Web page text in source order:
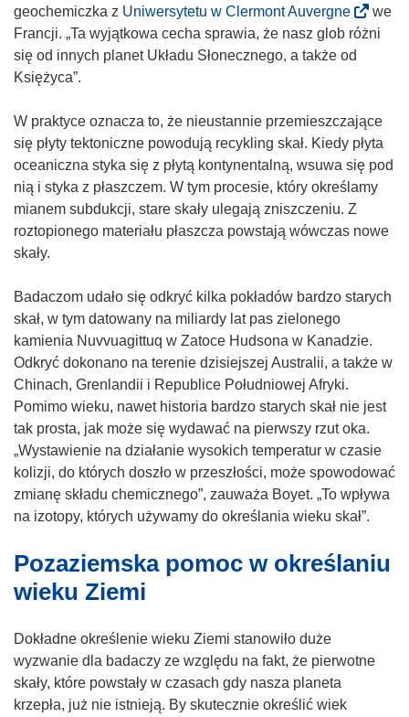
geochemiczka z Uniwersytetu w Clermont Auvergne(
o
d
ś
n
i
k
o
r
y
s
ę
w
n
o
w
y
o
)
we
Francji. „Ta wyjątkowa cecha sprawia, że nasz glob różni
się od innych planet Układu Słonecznego, a także od
Księżyca”.
W praktyce oznacza to, że nieustannie przemieszczające
się płyty tektoniczne powodują recykling skał. Kiedy płyta
oceaniczna styka się z płytą kontynentalną, wsuwa się pod
nią i styka z płaszczem. W tym procesie, który określamy
mianem subdukcji, stare skały ulegają zniszczeniu. Z
roztopionego materiału płaszcza powstają wówczas nowe
skały.
Badaczom udało się odkryć kilka pokładów bardzo starych
skał, w tym datowany na miliardy lat pas zielonego
kamienia Nuvvuagittuq w Zatoce Hudsona w Kanadzie.
Odkryć dokonano na terenie dzisiejszej Australii, a także w
Chinach, Grenlandii i Republice Południowej Afryki.
Pomimo wieku, nawet historia bardzo starych skał nie jest
tak prosta, jak może się wydawać na pierwszy rzut oka.
„Wystawienie na działanie wysokich temperatur w czasie
kolizji, do których doszło w przeszłości, może spowodować
zmianę składu chemicznego”, zauważa Boyet. „To wpływa
na izotopy, których używamy do określania wieku skał”.
Pozaziemska pomoc w określaniu
wieku Ziemi
Dokładne określenie wieku Ziemi stanowiło duże
wyzwanie dla badaczy ze względu na fakt, że pierwotne
skały, które powstały w czasach gdy nasza planeta
krzepła, już nie istnieją. By skutecznie określić wiek